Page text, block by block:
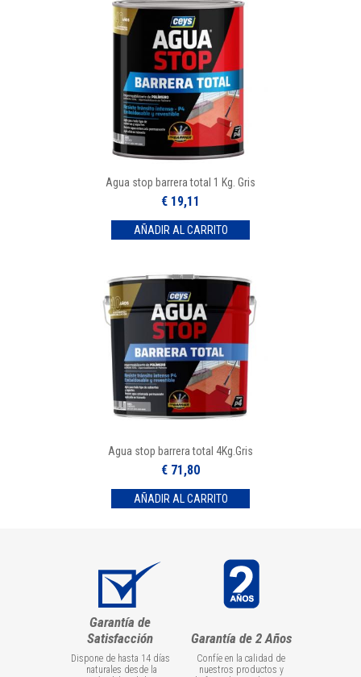
Agua stop barrera total 1 Kg. Gris
€ 19,11
Agua stop barrera total 4Kg.Gris
€ 71,80
Garantía de
Satisfacción
Dispone de hasta 14 días
naturales desde la
Garantía de 2 Años
Confíe en la calidad de
nuestros productos y